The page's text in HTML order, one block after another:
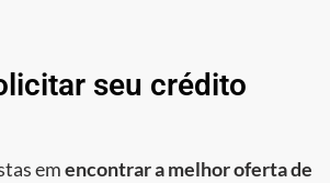
seu crédito
emencontrar a melhor oferta de